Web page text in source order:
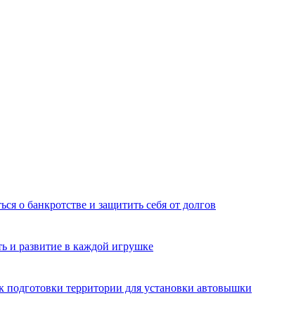
о банкротстве и защитить себя от долгов
развитие в каждой игрушке
подготовки территории для установки автовышки